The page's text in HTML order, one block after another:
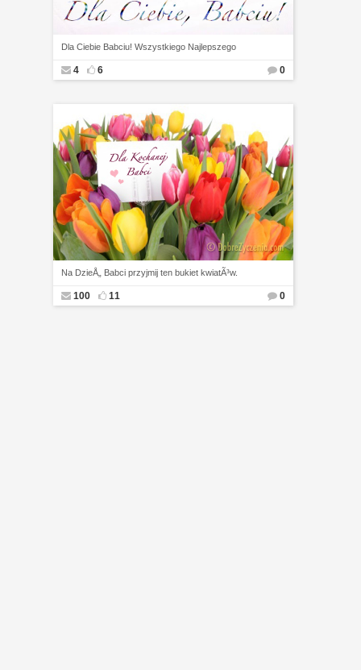
Dla Ciebie Babciu! Wszystkiego Najlepszego
4 6 0
Na DzieÅ„ Babci przyjmij ten bukiet kwiatÃ³w.
100 11 0